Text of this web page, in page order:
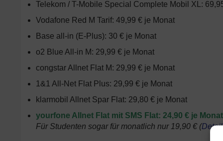
Telekom / T-Mobile Special Complete Mobil XL:
Vodafone Red M Tarif: 49,99 € je Monat
Base all-in (E-Plus): 30 € je Monat
o2 Blue All-in M: 29,99 € je Monat
congstar Allnet Flat M: 29,99 € je Monat
1&1 All-Net Flat Plus: 29,99 € je Monat
klarmobil Allnet Spar Flat: 29,80 € je Monat
yourfone Allnet Flat mit SMS Flat: 24,90 € je Monat
Für Studenten sogar für monatlich nur 19,90 € (